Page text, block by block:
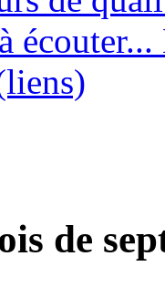
écouter...
de